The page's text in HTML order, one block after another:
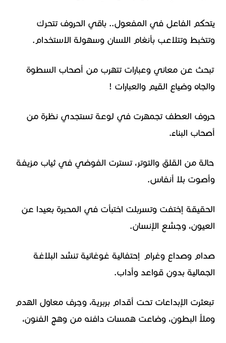
يتحكم الفاعل في المفعول.. باقي الحروف تتحرك
وتتخبط وتتلاعب بأنغام اللسان وسهولة الاستخدام.
تبحث عن معاني وعبارات تتهرب من أصحاب السطوة
والجاه وضياع القيم والعبارات !
حروف العطف تجمهرت في لوعة تستجدي نظرة من
أصحاب البناء.
حالة من القلق والتوتر، تسترت الفوضي في ثياب مزيفة
وأصوت بلا أنفاس.
الحقيقة إختفت وتسربلت اختبأت في المحبرة بعيدا عن
العيون، وجشع الإنسان.
صدام وصداع وغرام إحتفالية غوغائية تنشد البلاغة
الجمالية بدون قواعد وأداب.
تبعثرت الإبداعات تحت أقدام بربرية، وجرف معاول الهدم
وملأ البطون، وضاعت همسات دافئه من وهج الفنون،